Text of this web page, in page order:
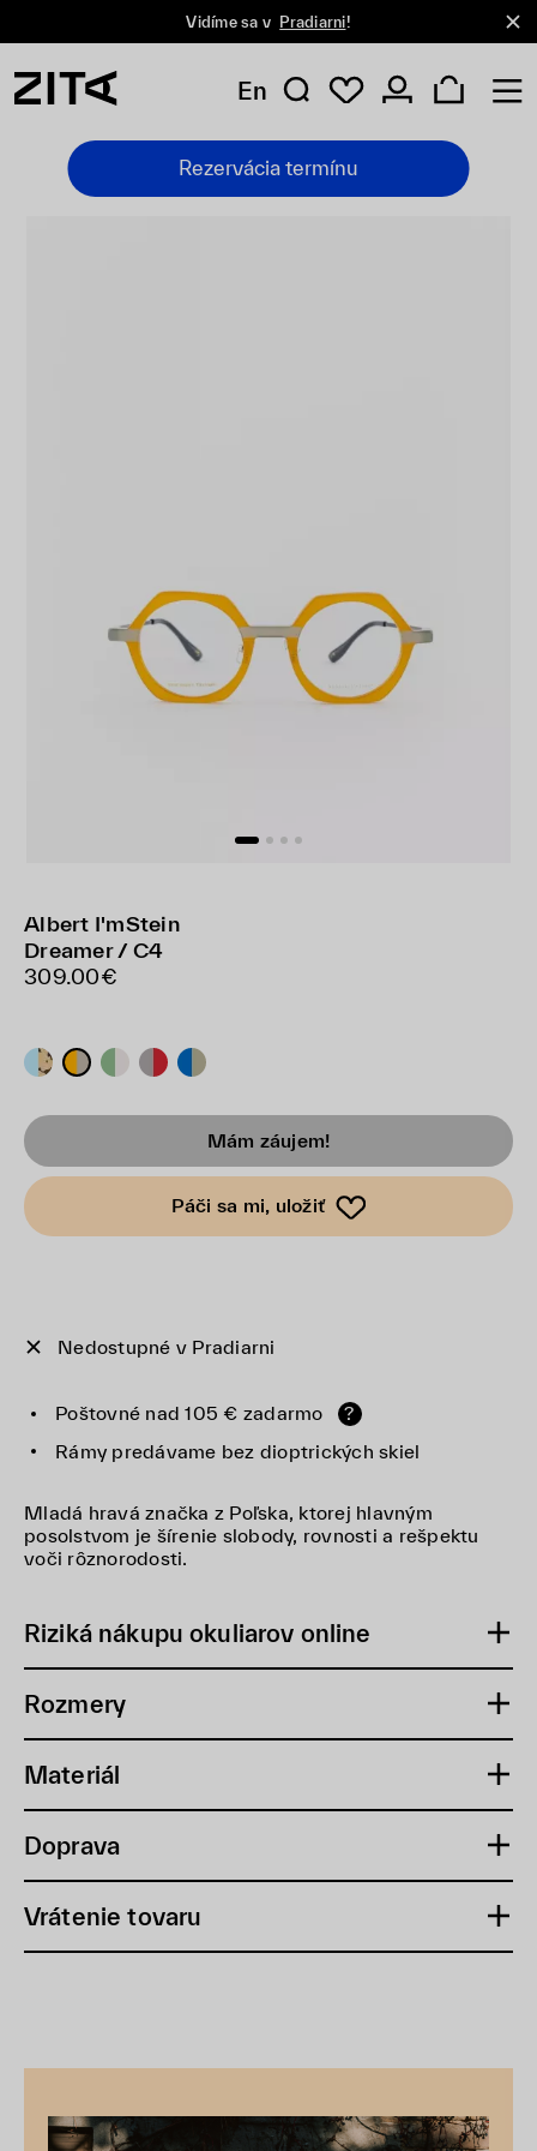
Vidíme sa v Pradiarni!
En
Rezervácia termínu
Albert I'mStein
Dreamer / C4
309.00€
Mám záujem!
Páči sa mi, uložiť
Nedostupné v Pradiarni
Poštovné nad 105 € zadarmo
?
Rámy predávame bez dioptrických skiel
Mladá hravá značka z Poľska, ktorej hlavným
posolstvom je šírenie slobody, rovnosti a rešpektu
voči rôznorodosti.
Riziká nákupu okuliarov online
Rozmery
Materiál
Doprava
Vrátenie tovaru